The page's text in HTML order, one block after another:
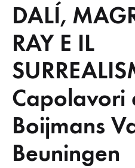
DALÍ,
RAY E IL
Capolavori
Boijmans
Beuningen